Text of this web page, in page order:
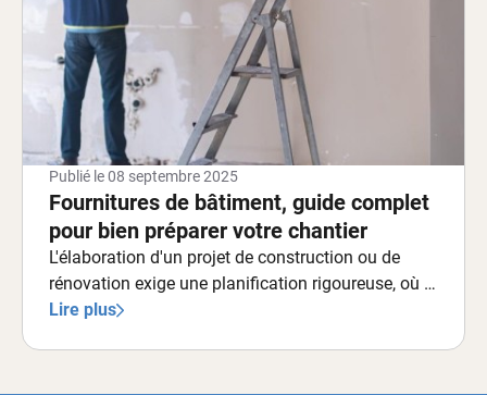
Publié le08 septembre 2025
Fournitures de bâtiment, guide complet
pour bien préparer votre chantier
L'élaboration d'un projet de construction ou de
rénovation exige une planification rigoureuse, où la
qualité des fournitures constitue un facteur
Lire plus